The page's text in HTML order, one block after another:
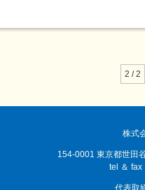
2 / 2
株式
154-0001 東京都世田
tel ＆ fax
代表取